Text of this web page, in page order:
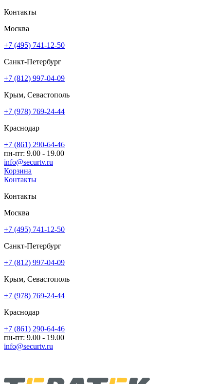
Контакты
Москва
+7 (495) 741-12-50
Санкт-Петербург
+7 (812) 997-04-09
Крым, Севастополь
+7 (978) 769-24-44
Краснодар
+7 (861) 290-64-46
пн-пт: 9.00 - 19.00
info@securtv.ru
Корзина
Контакты
Контакты
Москва
+7 (495) 741-12-50
Санкт-Петербург
+7 (812) 997-04-09
Крым, Севастополь
+7 (978) 769-24-44
Краснодар
+7 (861) 290-64-46
пн-пт: 9.00 - 19.00
info@securtv.ru